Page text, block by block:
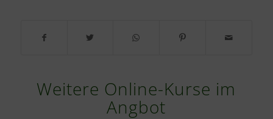
Weitere Online-Kurse im
Angbot